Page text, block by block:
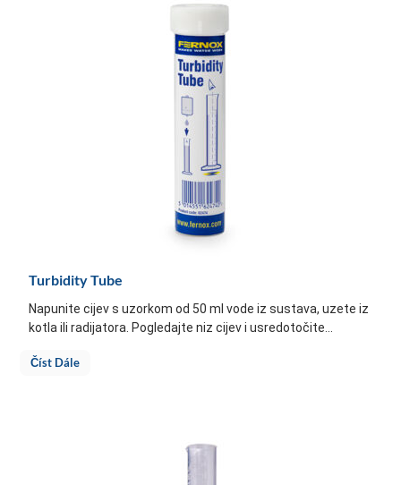
Turbidity Tube
Napunite cijev s uzorkom od 50 ml vode iz sustava, uzete iz
kotla ili radijatora. Pogledajte niz cijev i usredotočite...
Číst Dále